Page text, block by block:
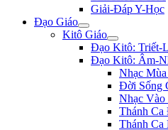
Giải-Đáp Y-Học
Đạo Giáo
Kitô Giáo
Đạo Kitô: Triết-
Đạo Kitô: Âm-
Nhạc
Đời Sống
Nhạc Vào
Thánh
Thánh Ca